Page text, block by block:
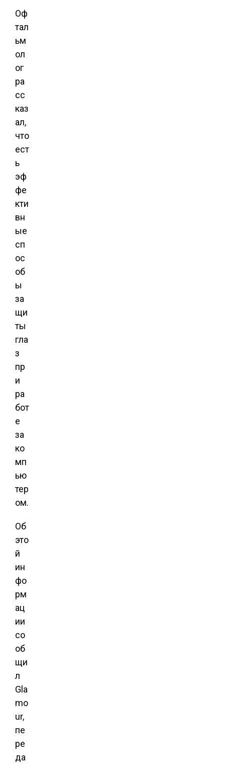
Оф
тал
ьм
ол
ог
ра
сс
каз
ал,
что
ест
ь
эф
фе
кти
вн
ые
сп
ос
об
ы
за
щи
ты
гла
з
пр
и
ра
бот
е
за
ко
мп
ью
тер
ом.
Об
это
й
ин
фо
рм
ац
ии
со
об
щи
л
Gla
mo
ur,
пе
ре
да